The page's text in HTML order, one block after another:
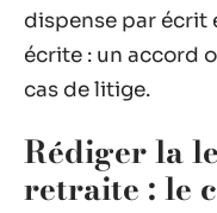
dispense par écrit
écrite : un accord
cas de litige.
Rédiger la
retraite : le